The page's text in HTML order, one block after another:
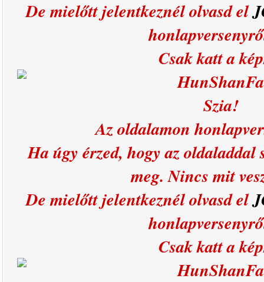
De mielőtt jelentkeznél olvasd el
Csak katt a
Szia!
Az oldalamon
Ha úgy érzed, hogy az oldaladdal
meg. Nincs mit
De mielőtt jelentkeznél olvasd el
Csak katt a